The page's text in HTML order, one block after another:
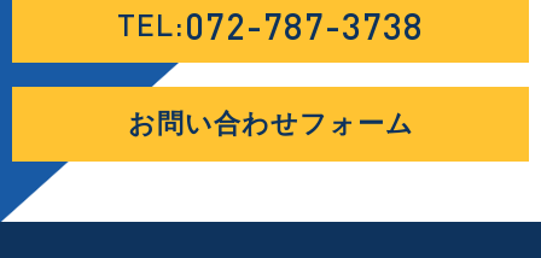
TEL:072-787-3738
お問い合わせフォーム